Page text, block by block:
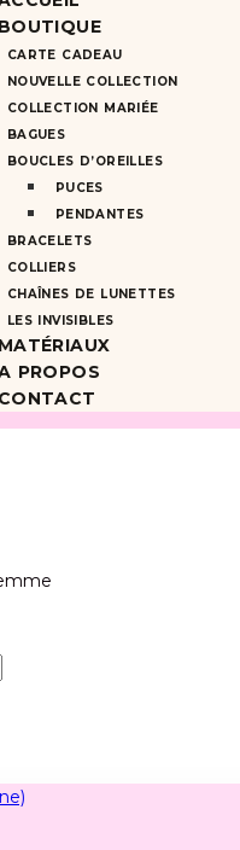
BOUTIQUE
CARTE CADEAU
NOUVELLE COLLECTION
COLLECTION MARIÉE
BAGUES
BOUCLES D’OREILLES
PUCES
PENDANTES
BRACELETS
COLLIERS
CHAÎNES DE LUNETTES
LES INVISIBLES
MATÉRIAUX
PROPOS
CONTACT